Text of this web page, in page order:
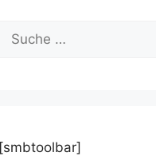
Suche
nach:
[smbtoolbar]